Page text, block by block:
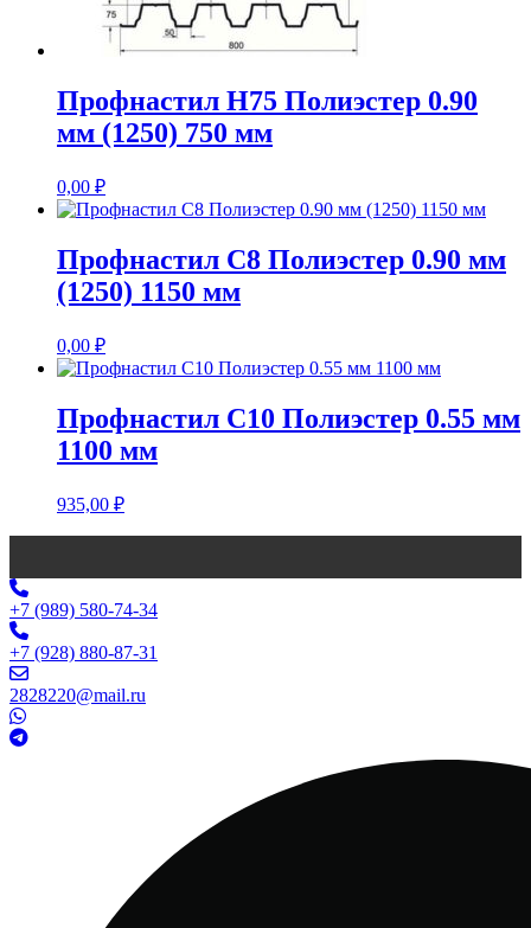
Профнастил Н75 Полиэстер 0.90
мм (1250) 750 мм
0,00 ₽
Профнастил С8 Полиэстер 0.90 мм
(1250) 1150 мм
0,00 ₽
Профнастил С10 Полиэстер 0.55 мм
1100 мм
935,00 ₽
+7 (989) 580-74-34
+7 (928) 880-87-31
2828220@mail.ru